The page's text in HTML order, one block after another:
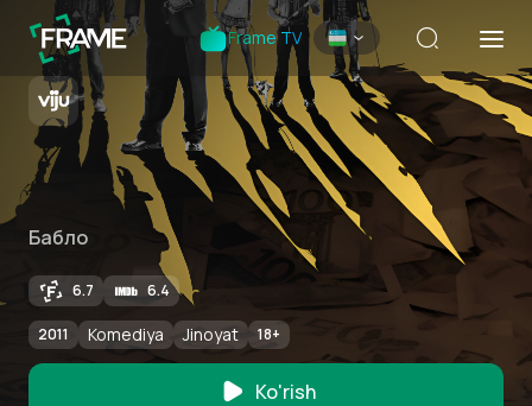
Frame TV
Бабло
6.7 6.4
2011 Komediya Jinoyat 18+
Ko'rish